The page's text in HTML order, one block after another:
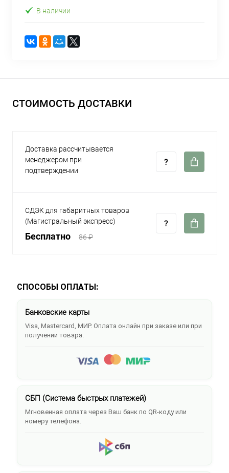
В наличии
СТОИМОСТЬ ДОСТАВКИ
Доставка рассчитывается
менеджером при
подтверждении
СДЭК для габаритных товаров
(Магистральный экспресс)
Бесплатно 86 ₽
СПОСОБЫ ОПЛАТЫ:
Банковские карты
Visa, Mastercard, МИР. Оплата онлайн при заказе или при
получении товара.
СБП (Система быстрых платежей)
Мгновенная оплата через Ваш банк по QR-коду или
номеру телефона.